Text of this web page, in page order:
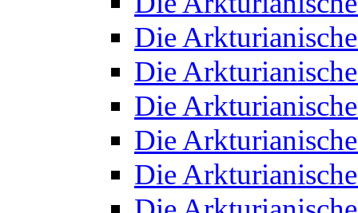
Die
Die
Die
Die
Die